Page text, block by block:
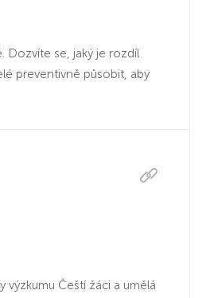
Dozvíte se, jaký je rozdíl
preventivně působit, aby
výzkumu Čeští žáci a umělá